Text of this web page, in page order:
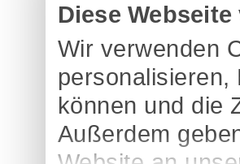
Diese
Wir verwenden
personalisieren,
können und die
Außerdem